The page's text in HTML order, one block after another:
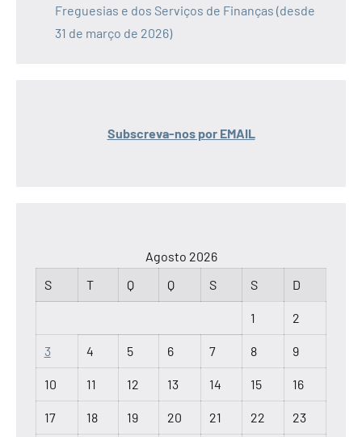
Freguesias e dos Serviços de Finanças (desde
31 de março de 2026)
Subscreva-nos por EMAIL
Agosto 2026
S
T Q Q S S D
1 2
3 4 5 6 7 8 9
10 11 12 13 14 15 16
17 18 19 20 21 22 23